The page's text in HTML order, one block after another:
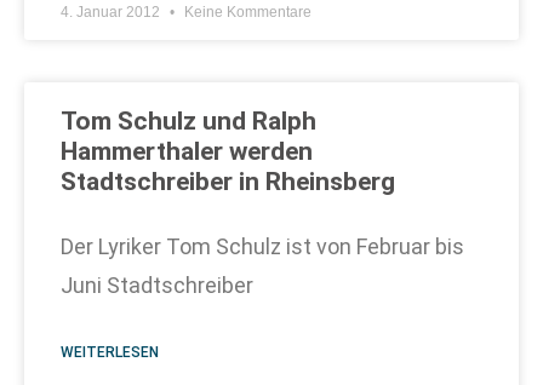
4. Januar 2012 Keine Kommentare
Tom Schulz und Ralph
Hammerthaler werden
Stadtschreiber in Rheinsberg
Der Lyriker Tom Schulz ist von Februar bis
Juni Stadtschreiber
WEITERLESEN